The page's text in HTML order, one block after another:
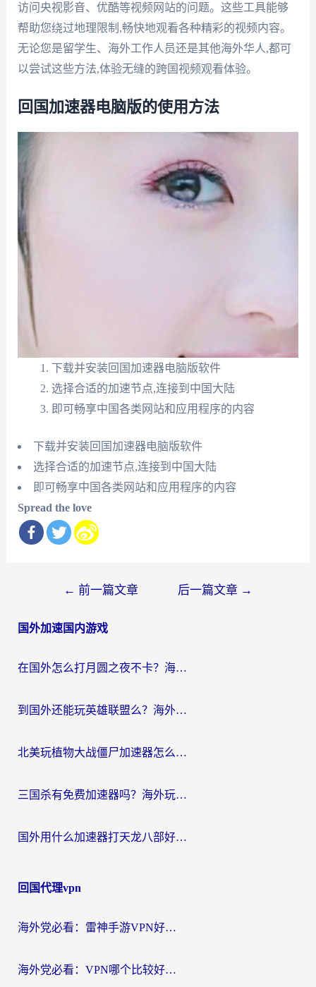
访问央视影音、优酷等视频网站的问题。这些工具能够
帮助您绕过地理限制,畅快地观看各种精彩的视频内容。
无论您是留学生、海外工作人员还是其他海外华人,都可
以尝试这些方法,体验无缝的跨国视频观看体验。
回国加速器电脑版的使用方法
下载并安装回国加速器电脑版软件
选择合适的加速节点,连接到中国大陆
即可畅享中国各类网站和应用程序的内容
下载并安装回国加速器电脑版软件
选择合适的加速节点,连接到中国大陆
即可畅享中国各类网站和应用程序的内容
Spread the love
导
← 前一篇文章 后一篇文章 →
国外加速国内游戏
在国外怎么打月圆之夜不卡？海外玩家国服游戏加速终极指南（附巴西英国游戏适配方案）
到国外还能玩英雄联盟么？海外玩家国服游戏畅玩终极指南
北美玩植物大战僵尸加速器怎么选？2026海外党必看的国服游戏加速指南
三国杀有免费加速器吗？海外玩家国服畅玩终极指南（附泰国南非专属解决方案）
国外用什么加速器打天龙八部好？2026海外玩家国服游戏加速全攻略
回国代理vpn
海外党必看：雷神手游VPN好用吗？和天速回国VPN对比哪个回国效果更好？附实用加速器选择指南
海外党必看：VPN哪个比较好用？3分钟找到适合你的回国加速方案